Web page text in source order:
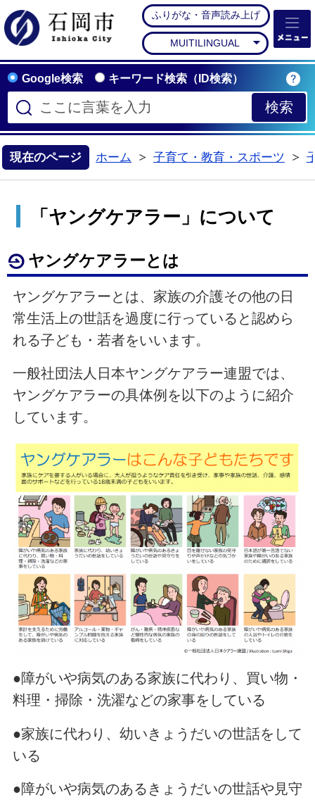
石岡市公式ホームペー
ふりがな・音声読み上げ
MUITILINGUAL
Google検索 キーワード検索（ID検索）
現在のページ ホーム
子育て・教育・スポーツ
「ヤングケアラー」について
ヤングケアラーとは
ヤングケアラーとは、家族の介護その他の日
常生活上の世話を過度に行っていると認めら
れる子ども・若者をいいます。
一般社団法人日本ヤングケアラー連盟では、
ヤングケアラーの具体例を以下のように紹介
しています。
●障がいや病気のある家族に代わり、買い物・
料理・掃除・洗濯などの家事をしている
●家族に代わり、幼いきょうだいの世話をして
いる
●障がいや病気のあるきょうだいの世話や見守